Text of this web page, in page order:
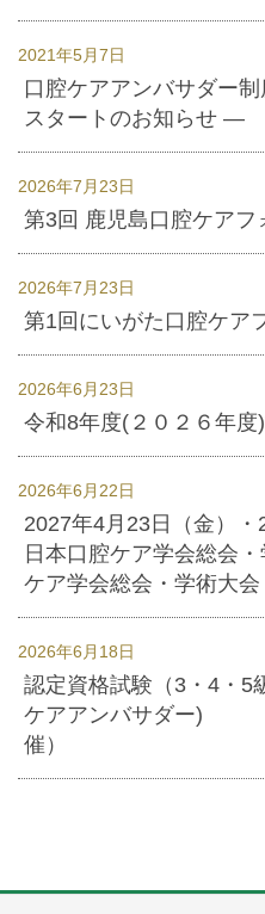
2021年5月7日
口腔ケアアンバサダー
スタートのお知らせ ―
2026年7月23日
第3回 鹿児島口腔ケアフ
2026年7月23日
第1回にいがた口腔ケア
2026年6月23日
令和8年度(２０２６年度
2026年6月22日
2027年4月23日（金）
日本口腔ケア学会総会
ケア学会総会・学術大会
2026年6月18日
認定資格試験（3・4・5
ケアアンバサダー)
催）